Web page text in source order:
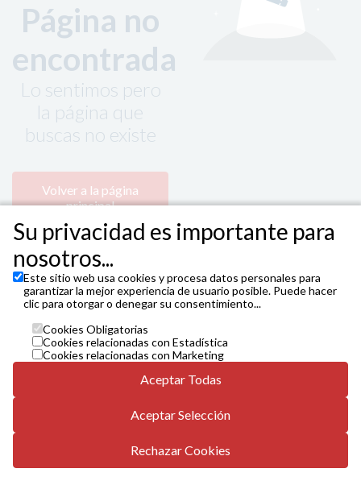
Página no
encontrada
Lo sentimos pero
la página que
buscas no existe
Volver a la página
principal
@INAEM
Instituto Nacional de las Artes Escénicas y de la Música (Ministerio
de Cultura) www.entradasinaem.es
Condiciones generales
Comunicado paro temporal Venta Telefónica
Su privacidad es importante para
nosotros...
Este sitio web usa cookies y procesa datos personales para
garantizar la mejor experiencia de usuario posible. Puede hacer
clic para otorgar o denegar su consentimiento...
Cookies Obligatorias
Cookies relacionadas con Estadística
Cookies relacionadas con Marketing
Aceptar Todas
Aceptar Selección
Rechazar Cookies